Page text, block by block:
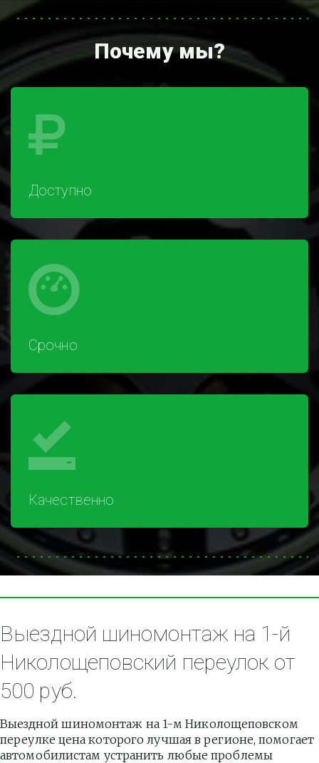
Почему мы?
Доступно
Срочно
Качественно
Выездной шиномонтаж на 1-й
Николощеповский переулок от
500 руб.
Выездной шиномонтаж на 1-м Николощеповском
переулке цена которого лучшая в регионе, помогает
автомобилистам устранить любые проблемы